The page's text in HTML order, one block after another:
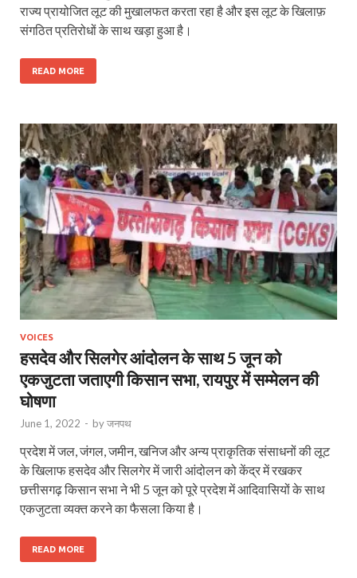
राज्य प्रायोजित लूट की मुखालफत करता रहा है और इस लूट के खिलाफ़
संगठित प्रतिरोधों के साथ खड़ा हुआ है।
READ MORE
VOICES
हसदेव और सिलगेर आंदोलन के साथ 5 जून को
एकजुटता जताएगी किसान सभा, रायपुर में सम्मेलन की
घोषणा
June 1, 2022 - byजनपथ
प्रदेश में जल, जंगल, जमीन, खनिज और अन्य प्राकृतिक संसाधनों की लूट
के खिलाफ हसदेव और सिलगेर में जारी आंदोलन को केंद्र में रखकर
छत्तीसगढ़ किसान सभा ने भी 5 जून को पूरे प्रदेश में आदिवासियों के साथ
एकजुटता व्यक्त करने का फैसला किया है।
READ MORE